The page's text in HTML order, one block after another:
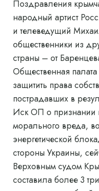
Поздравления
народный артист
и телеведущий
общественники из
страны – от
Общественная
защитить права
пострадавших в
Иск ОП о признании
морального вреда,
энергетической
стороны Украины,
Верховным судом
составила более 3